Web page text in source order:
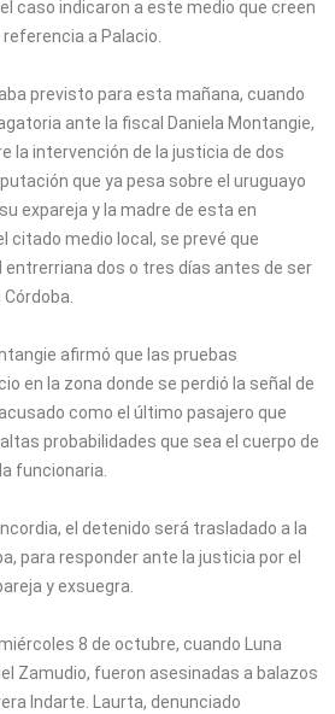
caso indicaron a este medio que creen
a Palacio.
previsto para esta mañana, cuando
ante la fiscal Daniela Montangie,
la intervención de la justicia de dos
que ya pesa sobre el uruguayo
expareja y la madre de esta en
citado medio local, se prevé que
entrerriana dos o tres días antes de ser
afirmó que las pruebas
en la zona donde se perdió la señal de
como el último pasajero que
probabilidades que sea el cuerpo de
funcionaria.
el detenido será trasladado a la
para responder ante la justicia por el
y exsuegra.
8 de octubre, cuando Luna
Zamudio, fueron asesinadas a balazos
Indarte. Laurta, denunciado